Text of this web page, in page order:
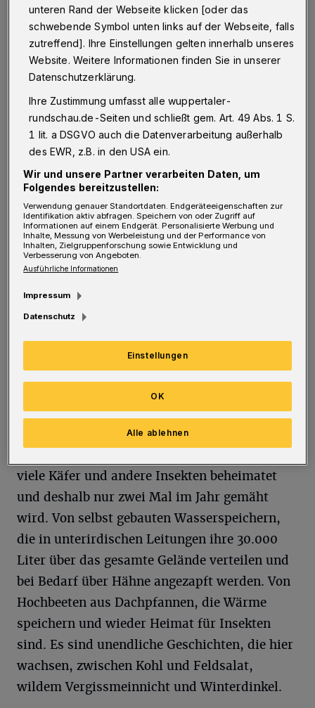
A
us der Natur heraus wirtschaften und
mit ihr im Einklang leben. Von ihr
nehmen und ihr wieder etwas zurückgeben.
Funktioniert das? Und wenn ja, wie? „Das
wussten fast alle Menschen mal“, sagt
Monika Heinz. Aber Wissen kann verloren
gehen. Gegen diese Amnesie arbeiten die
Menschen des „Permakulturhof Vorm
Eichholz“ an.
Oberhalb der Südstadt, nahe der Uni, schaffen
sie ein Paradies, für Pflanzen, Tiere,
Menschen. Sie bestellen Beete, kompostieren
ihre Abfälle, ernten ihre Früchte. Lernen selbst
mit den Händen in der Erde ständig dazu, um
Die Jungpflanzen stehen noch im
Gewächshaus, aber das Gelände, das sich um
den historischen Bauernhof erstreckt, hat
schon früh im Jahr unendlich viel zu erzählen.
viele Käfer und andere Insekten beheimatet
und deshalb nur zwei Mal im Jahr gemäht
wird. Von selbst gebauten Wasserspeichern,
die in unterirdischen Leitungen ihre 30.000
Liter über das gesamte Gelände verteilen und
bei Bedarf über Hähne angezapft werden. Von
Hochbeeten aus Dachpfannen, die Wärme
speichern und wieder Heimat für Insekten
sind. Es sind unendliche Geschichten, die hier
wachsen, zwischen Kohl und Feldsalat,
wildem Vergissmeinnicht und Winterdinkel.
unteren Rand der Webseite klicken [oder das
schwebende Symbol unten links auf der Webseite, falls
zutreffend]. Ihre Einstellungen gelten innerhalb unseres
Website. Weitere Informationen finden Sie in unserer
Datenschutzerklärung.
Ihre Zustimmung umfasst alle wuppertaler-
rundschau.de-Seiten und schließt gem. Art. 49 Abs. 1 S.
1 lit. a DSGVO auch die Datenverarbeitung außerhalb
des EWR, z.B. in den USA ein.
Wir und unsere Partner verarbeiten Daten, um
Folgendes bereitzustellen:
Verwendung genauer Standortdaten. Endgeräteeigenschaften zur
Identifikation aktiv abfragen. Speichern von oder Zugriff auf
Informationen auf einem Endgerät. Personalisierte Werbung und
Inhalte, Messung von Werbeleistung und der Performance von
Inhalten, Zielgruppenforschung sowie Entwicklung und
Verbesserung von Angeboten.
Ausführliche Informationen
Impressum
Datenschutz
Einstellungen
Alle ablehnen
OK